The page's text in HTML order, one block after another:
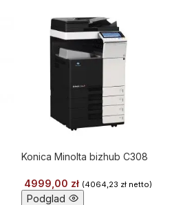
Konica Minolta bizhub C308
4999,00 zł (4064,23 zł netto)
Podglad